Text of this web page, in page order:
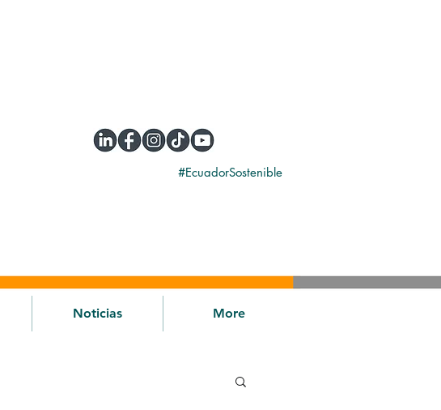
#EcuadorSostenible
Noticias More